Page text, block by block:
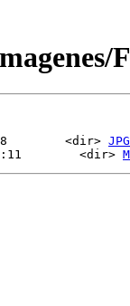
<dir> JPG
<dir>